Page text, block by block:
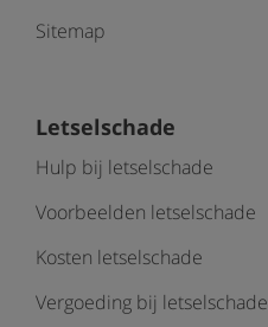
Sitemap
Letselschade
Hulp bij letselschade
Voorbeelden letselschade
Kosten letselschade
Vergoeding bij letselschade